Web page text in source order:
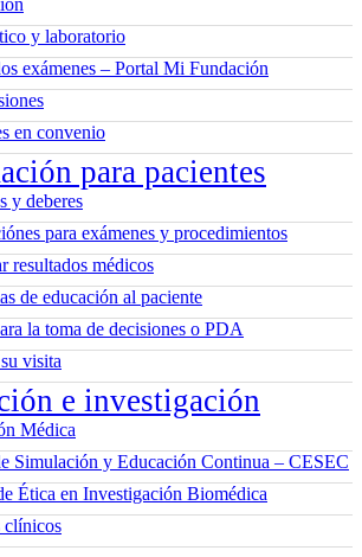
y laboratorio
exámenes – Portal Mi Fundación
en convenio
para pacientes
y deberes
para exámenes y procedimientos
resultados médicos
de educación al paciente
la toma de decisiones o PDA
visita
e investigación
Médica
Simulación y Educación Continua – CESEC
Ética en Investigación Biomédica
clínicos